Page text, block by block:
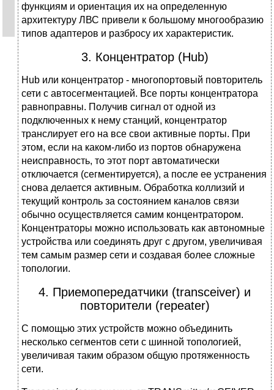
функциям и ориента­ция их на определенную
архитектуру ЛВС привели к большому многообра­зию
типов адаптеров и разбросу их характеристик.
3. Концентратор (Hub)
Hub или концентратор - многопортовый повторитель
сети с автосегментацией. Все порты концентратора
равноправны. Получив сигнал от одной из
подключенных к нему станций, концентратор
транслирует его на все свои активные порты. При
этом, если на каком-либо из портов обнаружена
неисправность, то этот порт автоматически
отключается (сегментируется), а после ее устранения
снова делается активным. Обработка коллизий и
текущий контроль за состоянием каналов связи
обычно осуществляется самим концентратором.
Концентраторы можно использовать как автоном­ные
устройства или соединять друг с другом, увеличивая
тем самым размер сети и создавая более сложные
топологии.
4. Приемопередатчики (transceiver) и
повторители (repeater)
С помощью этих устройств можно объединить
несколько сегментов сети с шинной топологией,
увеличивая таким образом общую протяженность
сети.